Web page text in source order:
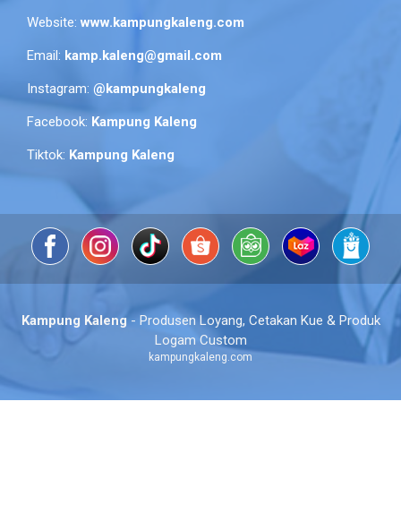
Website: www.kampungkaleng.com
Email: kamp.kaleng@gmail.com
Instagram: @kampungkaleng
Facebook: Kampung Kaleng
Tiktok: Kampung Kaleng
Kampung Kaleng- Produsen Loyang, Cetakan Kue & Produk
Logam Custom
kampungkaleng.com